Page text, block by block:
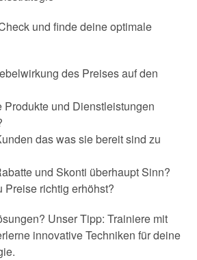
und finde deine optimale
des Preises auf den
Produkte und Dienstleistungen
das was sie bereit sind zu
und Skonti überhaupt Sinn?
Preise richtig erhöhst?
Unser Tipp: Trainiere mit
innovative Techniken für deine